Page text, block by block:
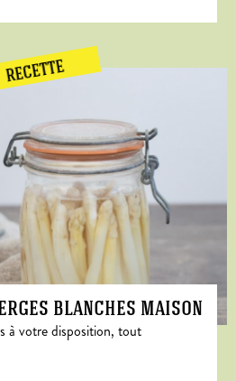
RECETTE
blanches maison
à votre disposition, tout